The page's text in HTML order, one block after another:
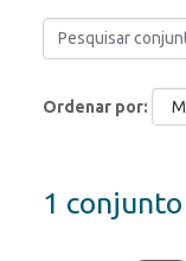
Ordenar por
1